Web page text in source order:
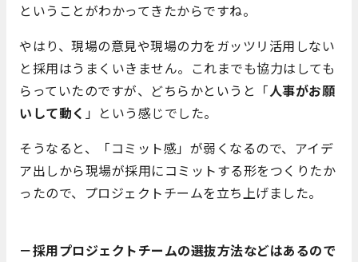
ということがわかってきたからですね。
やはり、現場の意見や現場の力をガッツリ活用しない
と採用はうまくいきません。これまでも協力はしても
らっていたのですが、どちらかというと「人事がお願
いして動く 」という感じでした。
そうなると、「コミット感」が弱くなるので、アイデ
ア出しから現場が採用にコミットする形をつくりたか
ったので、プロジェクトチームを立ち上げました。
－採用プロジェクトチームの選抜方法などはあるので